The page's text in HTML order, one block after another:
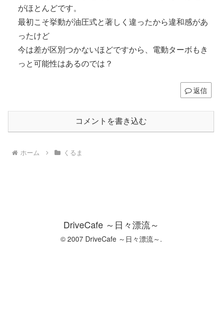
がほとんどです。
最初こそ挙動が油圧式と著しく違ったから違和感があ
ったけど
今は差が区別つかないほどですから、電動ターボもき
っと可能性はあるのでは？
返信
コメントを書き込む
ホーム くるま
DriveCafe ～日々漂流～
© 2007 DriveCafe ～日々漂流～.